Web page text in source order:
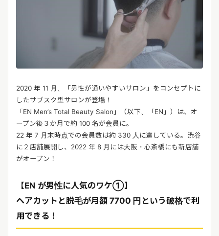
2020 年 11 月、「男性が通いやすいサロン」をコンセプトに
したサブスク型サロンが登場！
「EN Men’s Total Beauty Salon」（以下、「EN」）は、オ
ープン後３か月で約 100 名が会員に。
22 年 7 月末時点での会員数は約 330 人に達している。渋谷
に２店舗展開し、2022 年 8 月には大阪・心斎橋にも新店舗
がオープン！
【EN が男性に人気のワケ①】
ヘアカットと脱毛が月額 7700 円という破格で利
用できる！